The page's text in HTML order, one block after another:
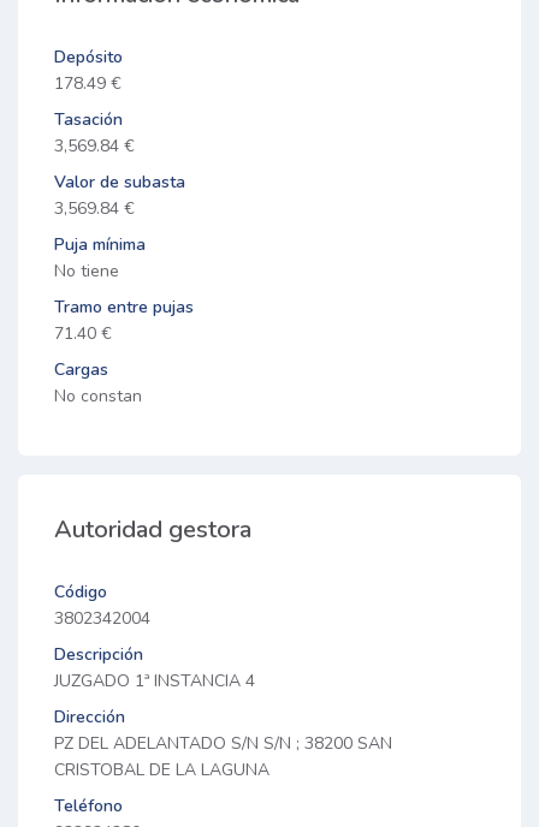
Depósito
178.49 €
Tasación
3,569.84 €
Valor de subasta
3,569.84 €
Puja mínima
No tiene
Tramo entre pujas
71.40 €
Cargas
No constan
Autoridad gestora
Código
3802342004
Descripción
JUZGADO 1ª INSTANCIA 4
Dirección
PZ DEL ADELANTADO S/N S/N ; 38200 SAN
CRISTOBAL DE LA LAGUNA
Teléfono